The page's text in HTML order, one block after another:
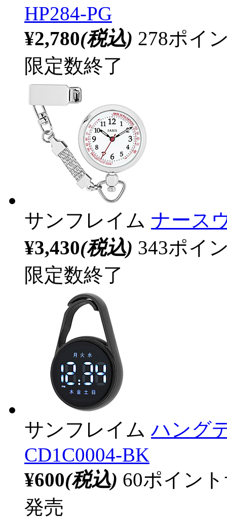
HP284-PG
¥2,780(税込) 278ポイ
限定数終了
サンフレイム ナース
¥3,430(税込) 343ポイ
限定数終了
サンフレイム ハング
CD1C0004-BK
¥600(税込) 60ポイン
発売